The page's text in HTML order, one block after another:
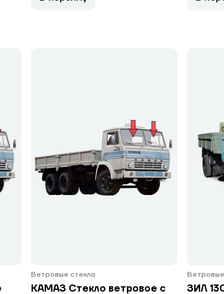
Ветровые стекла
КАМАЗ Стекло ветровое с
ЗИЛ